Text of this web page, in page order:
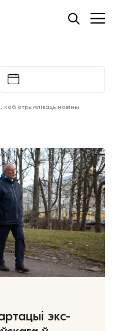
атрымліваць навіны
экс-